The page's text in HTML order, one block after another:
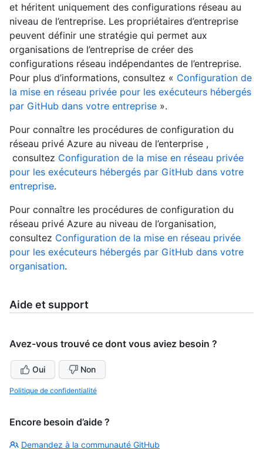
et héritent uniquement des configurations réseau au
niveau de l’entreprise. Les propriétaires d’entreprise
peuvent définir une stratégie qui permet aux
organisations de l’entreprise de créer des
configurations réseau indépendantes de l’entreprise.
Pour plus d’informations, consultez « Configuration de
la mise en réseau privée pour les exécuteurs hébergés
par GitHub dans votre entreprise ».
Pour connaître les procédures de configuration du
réseau privé Azure au niveau de l’enterprise ,
consultez Configuration de la mise en réseau privée
pour les exécuteurs hébergés par GitHub dans votre
entreprise.
Pour connaître les procédures de configuration du
réseau privé Azure au niveau de l’organisation,
consultez Configuration de la mise en réseau privée
pour les exécuteurs hébergés par GitHub dans votre
organisation.
Aide et support
Avez-vous trouvé ce dont vous aviez besoin ?
Oui Non
Politique de confidentialité
Encore besoin d’aide ?
Demandez à la communauté GitHub